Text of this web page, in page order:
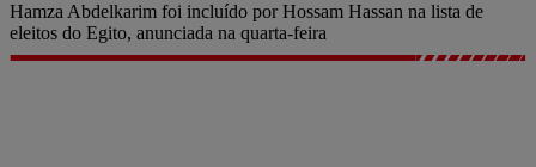
Hamza Abdelkarim foi incluído por Hossam Hassan na lista de
eleitos do Egito, anunciada na quarta-feira